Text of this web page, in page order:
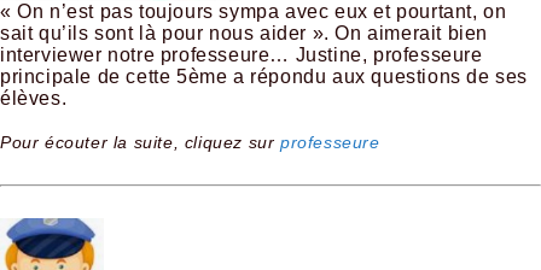
« On n’est pas toujours sympa avec eux et pourtant, on
sait qu’ils sont là pour nous aider ». On aimerait bien
interviewer notre professeure… Justine, professeure
principale de cette 5ème a répondu aux questions de ses
élèves.
Pour écouter la suite, cliquez surprofesseure